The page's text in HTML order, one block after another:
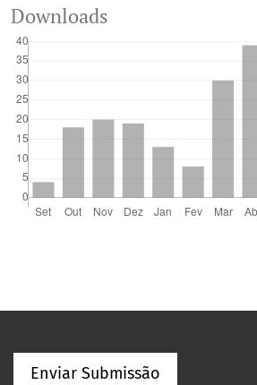
Downloads
Enviar Submissão